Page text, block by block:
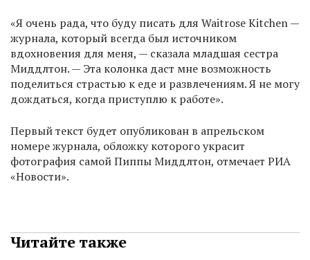
«Я очень рада, что буду писать для Waitrose Kitchen —
журнала, который всегда был источником
вдохновения для меня, — сказала младшая сестра
Миддлтон. — Эта колонка даст мне возможность
поделиться страстью к еде и развлечениям. Я не могу
дождаться, когда приступлю к работе».
Первый текст будет опубликован в апрельском
номере журнала, обложку которого украсит
фотография самой Пиппы Миддлтон, отмечает РИА
«Новости».
Читайте также